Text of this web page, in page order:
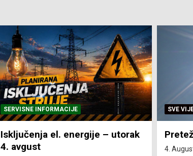
SVE VIJESTI VRIJEME
Pretežno sunčano i vruće
4. Augusta 2026.
SVE
Pravo